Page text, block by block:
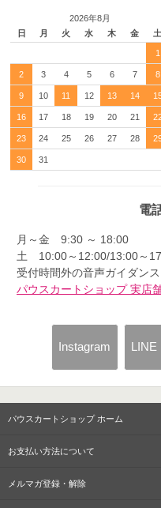
2026年8月
日
月 火 水 木 金 土
1
2 3 4 5 6 7 8
9 10 11 12 13 14
16 17 18 19 20 21
23 24 25 26 27 28
30 31
電
月～金 9:30 ～ 18:00
土 10:00～12:00/13:00～
受付時間外の音声ガイダン
パウスカートショップ 実店
Instagram LINE
パウスカートショップ ホーム
お支払い方法について
メルマガ登録・解除